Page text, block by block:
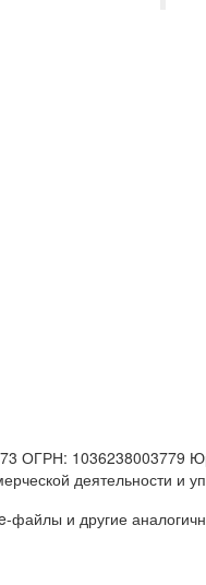
1036238003779
деятельности
и другие